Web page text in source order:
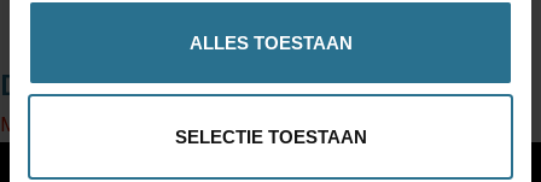
ALLES TOESTAAN
SELECTIE TOESTAAN
Downloads
Manuel des accessoires byACRE